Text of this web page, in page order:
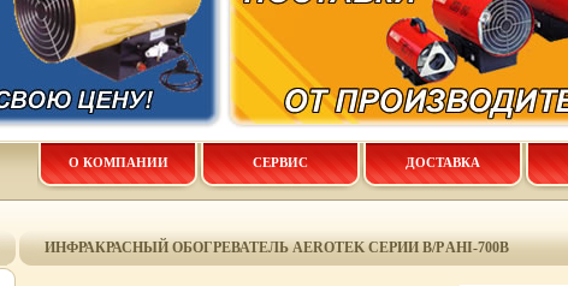
О КОМПАНИИ СЕРВИС ДОСТАВКА
ИНФРАКРАСНЫЙ ОБОГРЕВАТЕЛЬ AEROTEK СЕРИИ B/P AHI-700B